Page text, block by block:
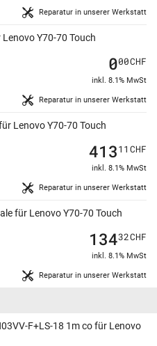
Reparatur in unserer Werkstatt
Y70-70 Touch
Reparatur in unserer Werkstatt
000CHF
inkl. 8.1% MwSt
Lenovo Y70-70 Touch
Reparatur in unserer Werkstatt
41311 CHF
inkl. 8.1% MwSt
für Lenovo Y70-70 Touch
Reparatur in unserer Werkstatt
13432CHF
inkl. 8.1% MwSt
F+LS-18 1m co für Lenovo